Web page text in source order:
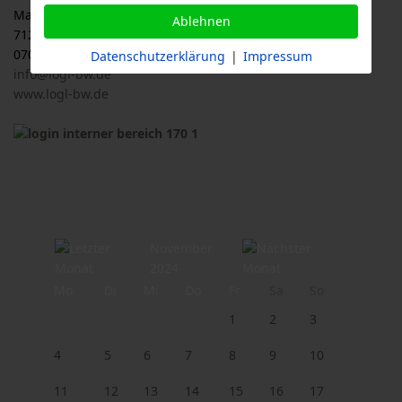
Malersbuckel 11
71263 Weil der Stadt
07033 / 69 23 902
info@logl-bw.de
www.logl-bw.de
1
2 3
4 5 6 7 8 9 10
11 12 13 14 15 16 17
Ablehnen
Datenschutzerklärung | Impressum